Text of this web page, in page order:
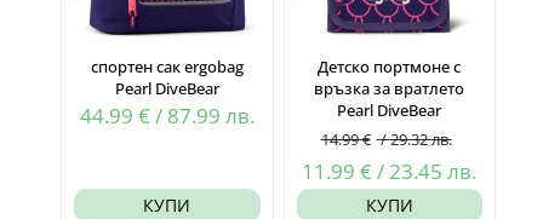
спортен сак ergobag
Pearl DiveBear
44.99 € / 87.99 лв.
КУПИ
Детско портмоне с
връзка за вратлето
Pearl DiveBear
14.99€ /29.32лв.
Original
11.99€ /23.45лв.
цена
КУПИ